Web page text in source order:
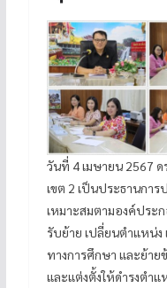
วันที่ 4 เมษายน 2567
เขต 2 เป็นประธานกา
เหมาะสมตามองค์ประ
รับย้าย เปลี่ยนตำแหน่ง
ทางการศึกษา และย้าย
และแต่งตั้งให้ดำรงตำ